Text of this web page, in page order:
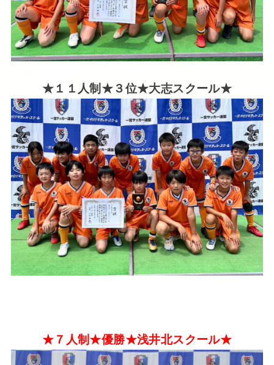
★１１人制★３位★大志スクール★
★７人制★優勝★浅井北スクール★